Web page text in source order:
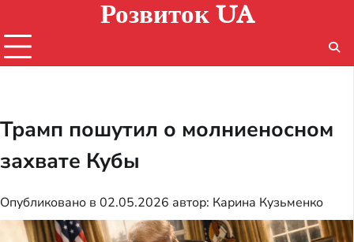
содержимому
Розвиток UA
Трамп пошутил о молниеносном
захвате Кубы
Опубликовано в 02.05.2026 автор: Карина Кузьменко